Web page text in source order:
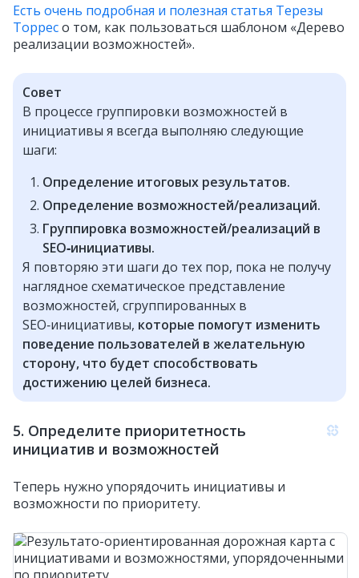
Есть очень подробная и полезная статья Терезы
Торресо том, как пользоваться шаблоном «Дерево
реализации возможностей».
Совет
В процессе группировки возможностей в
инициативы я всегда выполняю следующие
шаги:
Определение итоговых результатов.
Определение возможностей/реализаций.
Группировка возможностей/реализаций в
SEO‑инициативы.
Я повторяю эти шаги до тех пор, пока не получу
наглядное схематическое представление
возможностей, сгруппированных в
SEO‑инициативы, которые помогут изменить
поведение пользователей в желательную
сторону, что будет способствовать
достижению целей бизнеса.
5. Определите приоритетность
инициатив и возможностей
Теперь нужно упорядочить инициативы и
возможности по приоритету.